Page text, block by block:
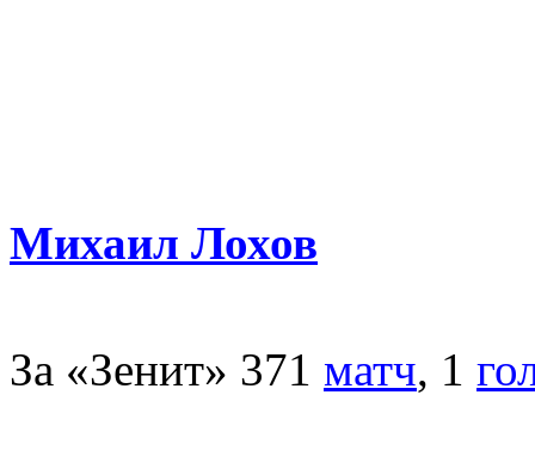
Михаил Лохов
За «Зенит» 371 матч, 1